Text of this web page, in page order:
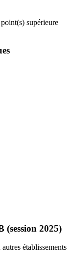
point(s) supérieure
(session 2025)
établissements